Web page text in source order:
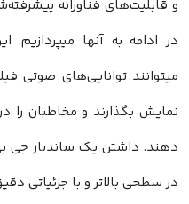
و قابلیت‌های فناورانه‌
در ادامه به آنها
نمایش بگذارند و مخاطبان را
دهند. داشتن یک ساندبار جی
در سطحی بالاتر و با جزئیاتی